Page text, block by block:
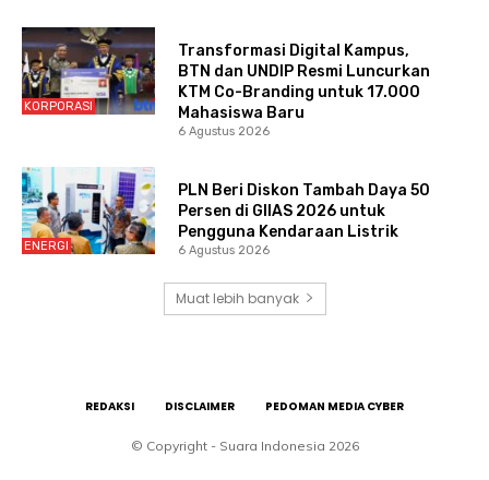
KORPORASI
Transformasi Digital Kampus,
BTN dan UNDIP Resmi Luncurkan
KTM Co-Branding untuk 17.000
Mahasiswa Baru
6 Agustus 2026
ENERGI
PLN Beri Diskon Tambah Daya 50
Persen di GIIAS 2026 untuk
Pengguna Kendaraan Listrik
6 Agustus 2026
Muat lebih banyak
REDAKSI DISCLAIMER PEDOMAN MEDIA CYBER
© Copyright - Suara Indonesia 2026